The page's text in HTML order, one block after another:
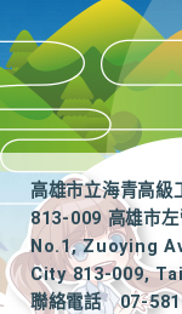
高雄市立海青高級
813-009 高雄市
No.1, Zuoying
City 813-009,
聯絡電話
07-